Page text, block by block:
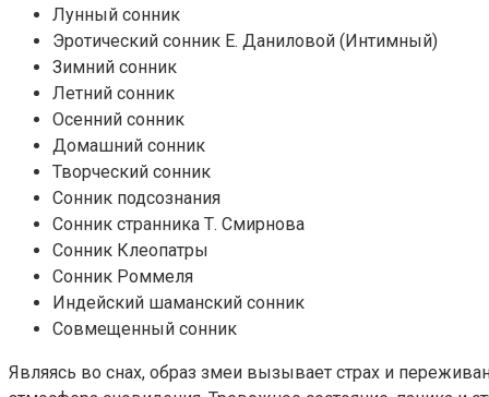
Лунный сонник
Эротический сонник Е. Даниловой (Интимный)
Зимний сонник
Летний сонник
Осенний сонник
Домашний сонник
Творческий сонник
Сонник подсознания
Сонник странника Т. Смирнова
Сонник Клеопатры
Сонник Роммеля
Индейский шаманский сонник
Совмещенный сонник
Являясь во снах, образ змеи вызывает страх и